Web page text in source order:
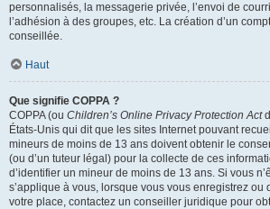
personnalisés, la messagerie privée, l’envoi de
l’adhésion à des groupes, etc. La création d’un
conseillée.
Haut
Que signifie COPPA ?
COPPA (ou Children’s Online Privacy Protection Act
États-Unis qui dit que les sites Internet pouvant
mineurs de moins de 13 ans doivent obtenir le
(ou d’un tuteur légal) pour la collecte de ces
d’identifier un mineur de moins de 13 ans. Si vous
s’applique à vous, lorsque vous vous enregistrez ou
votre place, contactez un conseiller juridique pour